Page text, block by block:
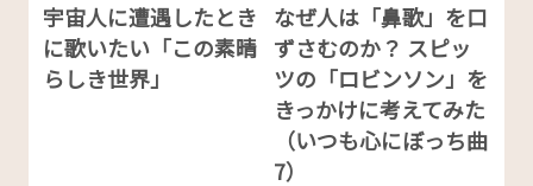
宇宙人に遭遇したとき
に歌いたい「この素晴
らしき世界」
なぜ人は「鼻歌」を口
ずさむのか？ スピッ
ツの「ロビンソン」を
きっかけに考えてみた
（いつも心にぼっち曲
7）